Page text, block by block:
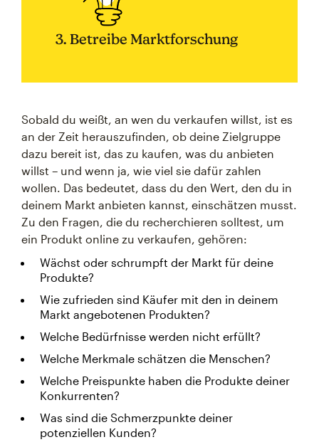
3. Betreibe Marktforschung
Sobald du weißt, an wen du verkaufen willst, ist es
an der Zeit herauszufinden, ob deine Zielgruppe
dazu bereit ist, das zu kaufen, was du anbieten
willst – und wenn ja, wie viel sie dafür zahlen
wollen. Das bedeutet, dass du den Wert, den du in
deinem Markt anbieten kannst, einschätzen musst.
Zu den Fragen, die du recherchieren solltest, um
ein Produkt online zu verkaufen, gehören:
Wächst oder schrumpft der Markt für deine
Produkte?
Wie zufrieden sind Käufer mit den in deinem
Markt angebotenen Produkten?
Welche Bedürfnisse werden nicht erfüllt?
Welche Merkmale schätzen die Menschen?
Welche Preispunkte haben die Produkte deiner
Konkurrenten?
Was sind die Schmerzpunkte deiner
potenziellen Kunden?